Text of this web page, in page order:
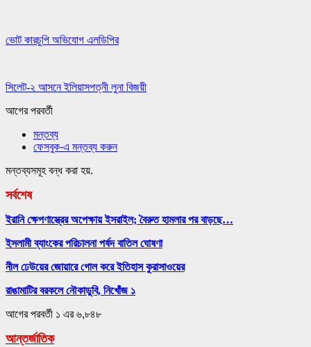
ভোট কারচুপি অভিযোগ এলডিপির
সিলেট-২ আসনে ইলিয়াসপত্নী লুনা বিজয়ী
আগেরপরবর্তী
মন্তব্য
ফেসবুক-এ মন্তব্য করুন
মন্তব্যসমূহ বন্ধ করা হয়.
সর্বশেষ
ইরানি ক্ষেপণাস্ত্রের অপেক্ষায় ইসরাইল; বৈরুত হামলার পর বাড়ছে…
ইসলামী ব্যাংকের পরিচালনা পর্ষদ বাতিল ঘোষণা
নীল ঢেউয়ের জোয়ারে গোল করে ইতিহাস কুরাসাওয়ের
রাঙামাটির বরকলে নৌকাডুবি, নিখোঁজ ১
আগেরপরবর্তী ১ এর ৬,৮৪৮
আন্তর্জাতিক